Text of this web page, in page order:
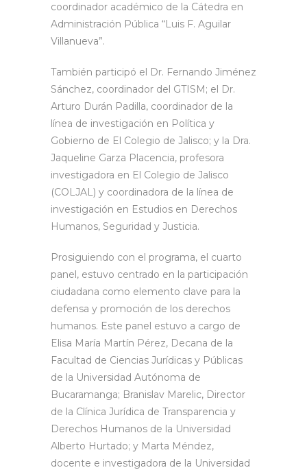
coordinador académico de la Cátedra en
Administración Pública “Luis F. Aguilar
Villanueva”.
También participó el Dr. Fernando Jiménez
Sánchez, coordinador del GTISM; el Dr.
Arturo Durán Padilla, coordinador de la
línea de investigación en Política y
Gobierno de El Colegio de Jalisco; y la Dra.
Jaqueline Garza Placencia, profesora
investigadora en El Colegio de Jalisco
(COLJAL) y coordinadora de la línea de
investigación en Estudios en Derechos
Humanos, Seguridad y Justicia.
Prosiguiendo con el programa, el cuarto
panel, estuvo centrado en la participación
ciudadana como elemento clave para la
defensa y promoción de los derechos
humanos. Este panel estuvo a cargo de
Elisa María Martín Pérez, Decana de la
Facultad de Ciencias Jurídicas y Públicas
de la Universidad Autónoma de
Bucaramanga; Branislav Marelic, Director
de la Clínica Jurídica de Transparencia y
Derechos Humanos de la Universidad
Alberto Hurtado; y Marta Méndez,
docente e investigadora de la Universidad